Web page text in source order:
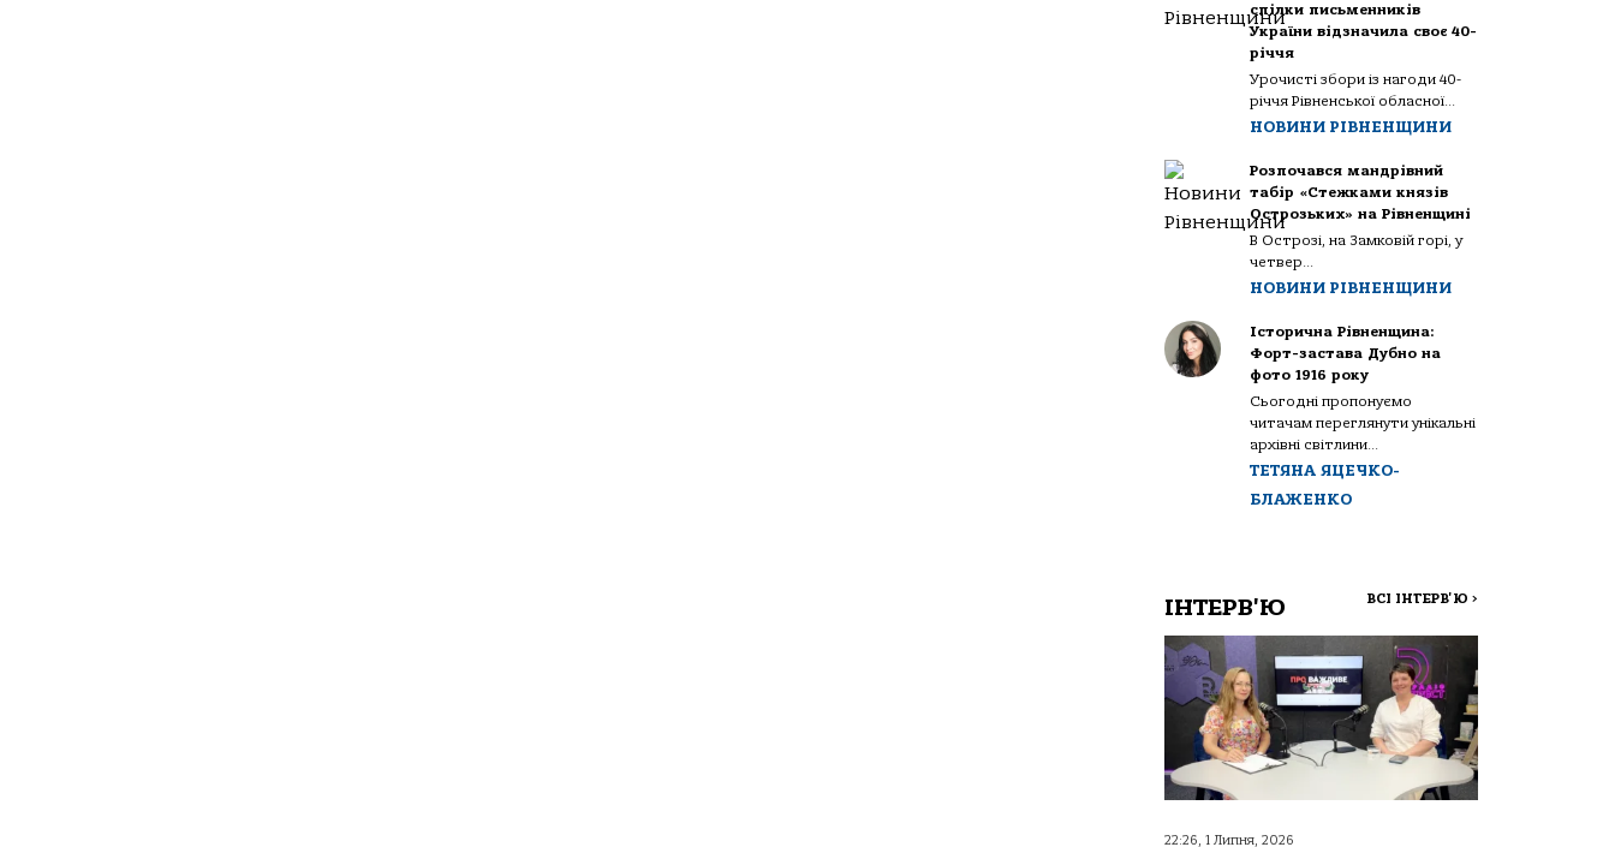
спілки письменників
України відзначила своє 40-
річчя
Урочисті збори із нагоди 40-
річчя Рівненської обласної...
НОВИНИ РІВНЕНЩИНИ
Розпочався мандрівний
табір «Стежками князів
Острозьких» на Рівненщині
В Острозі, на Замковій горі, у
четвер...
НОВИНИ РІВНЕНЩИНИ
Історична Рівненщина:
Форт-застава Дубно на
фото 1916 року
Сьогодні пропонуємо
читачам переглянути унікальні
архівні світлини...
ТЕТЯНА ЯЦЕЧКО-
БЛАЖЕНКО
ІНТЕРВ'Ю ВСІ ІНТЕРВ'Ю >
22:26, 1 Липня, 2026